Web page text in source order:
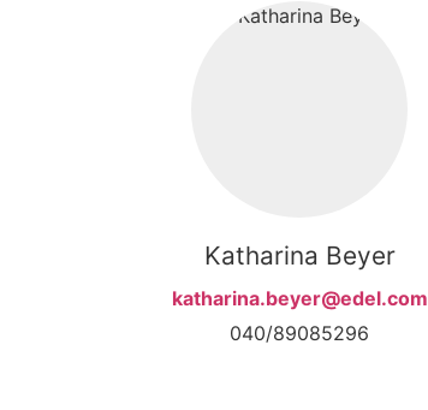
Katharina Beyer
katharina.beyer@edel.com
040/89085296